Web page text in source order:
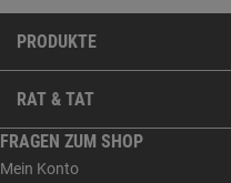
PRODUKTE
RAT & TAT
FRAGEN ZUM SHOP
Mein Konto